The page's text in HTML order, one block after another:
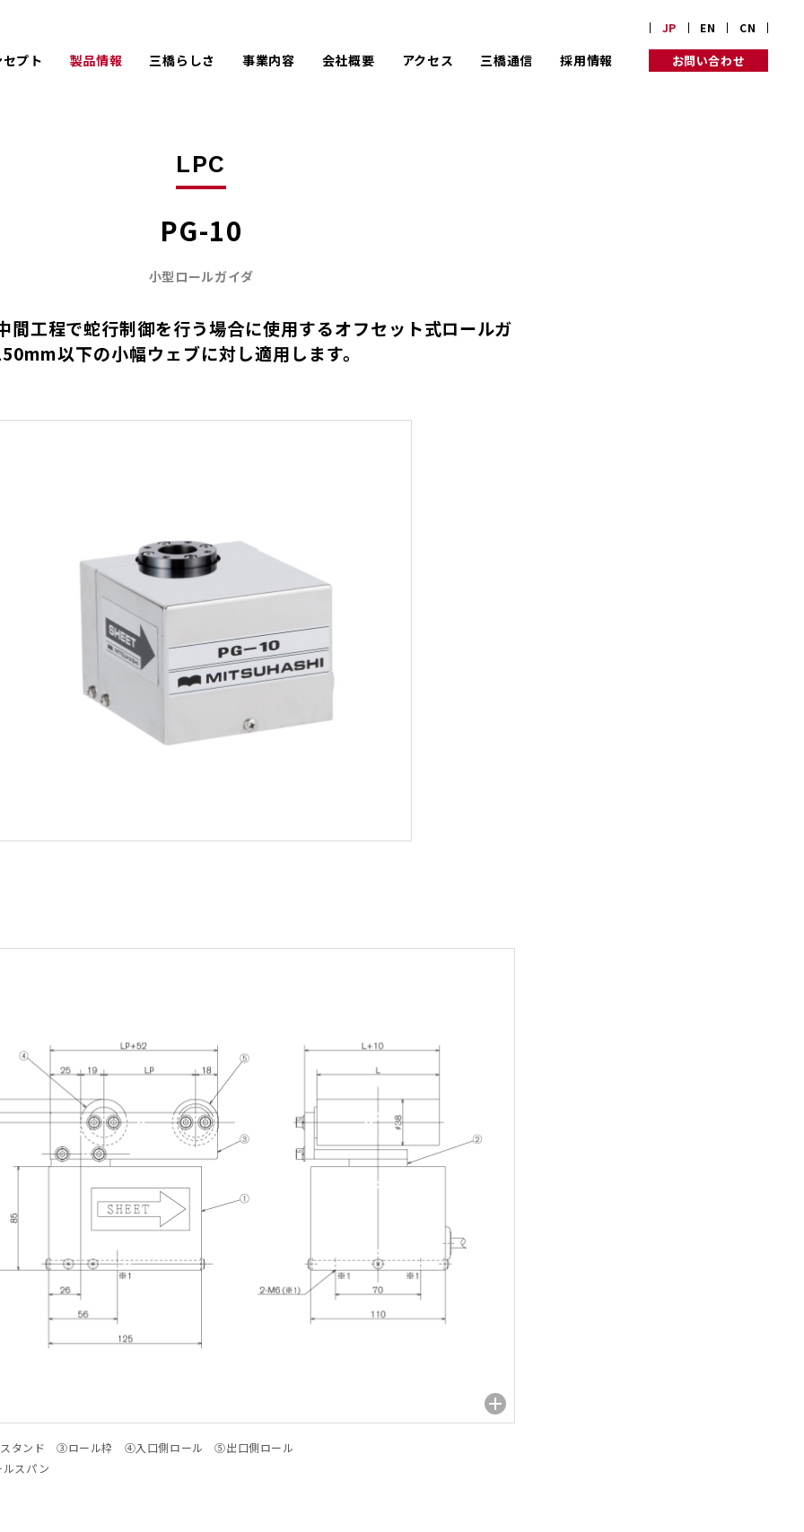
プト 製品情報 三橋らしさ
京都企業としての三橋製作所
事業内容 会社概要 アクセス 三橋通信 採用情報 お問い合わせ
JP EN CN
LPC
PG-10
小型ロールガイダ
間工程で蛇行制御を行う場合に使用するオフセット式ロールガ
以下の小幅ウェブに対し適用します。
タンド ③ロール枠 ④入口側ロール ⑤出口側ロール
スパン